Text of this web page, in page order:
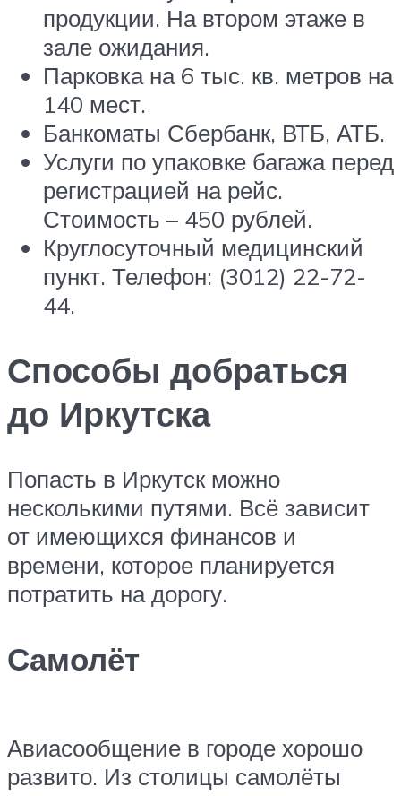
продукции. На втором этаже в
зале ожидания.
Парковка на 6 тыс. кв. метров на
140 мест.
Банкоматы Сбербанк, ВТБ, АТБ.
Услуги по упаковке багажа перед
регистрацией на рейс.
Стоимость – 450 рублей.
Круглосуточный медицинский
пункт. Телефон: (3012) 22-72-
44.
Способы добраться
до Иркутска
Попасть в Иркутск можно
несколькими путями. Всё зависит
от имеющихся финансов и
времени, которое планируется
потратить на дорогу.
Самолёт
Авиасообщение в городе хорошо
развито. Из столицы самолёты